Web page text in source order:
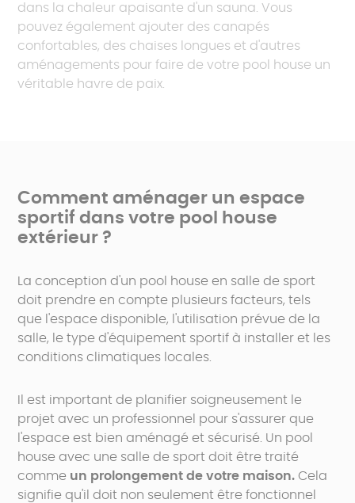
dans la chaleur apaisante d'un sauna. Vous
pouvez également ajouter des canapés
confortables, des chaises longues et d'autres
aménagements pour faire de votre pool house un
véritable havre de paix.
Comment aménager un espace
sportif dans votre pool house
extérieur ?
La conception d'un pool house en salle de sport
doit prendre en compte plusieurs facteurs, tels
que l'espace disponible, l'utilisation prévue de la
salle, le type d'équipement sportif à installer et les
conditions climatiques locales.
Il est important de planifier soigneusement le
projet avec un professionnel pour s'assurer que
l'espace est bien aménagé et sécurisé. Un pool
house avec une salle de sport doit être traité
comme un prolongement de votre maison. Cela
signifie qu'il doit non seulement être fonctionnel